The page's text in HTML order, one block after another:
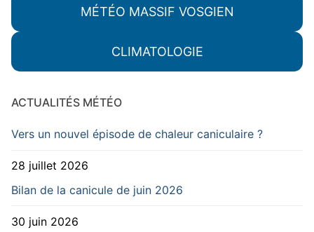
MÉTÉO MASSIF VOSGIEN
CLIMATOLOGIE
ACTUALITÉS MÉTÉO
Vers un nouvel épisode de chaleur caniculaire ?
28 juillet 2026
Bilan de la canicule de juin 2026
30 juin 2026